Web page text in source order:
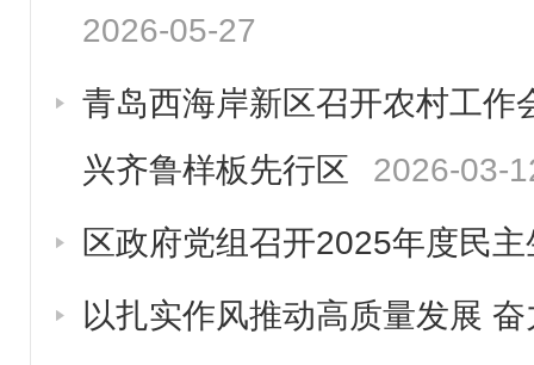
2026-05-27
青岛西海岸新区召开农村工作
兴齐鲁样板先行区
2026-03-
区政府党组召开2025年度民
以扎实作风推动高质量发展 奋